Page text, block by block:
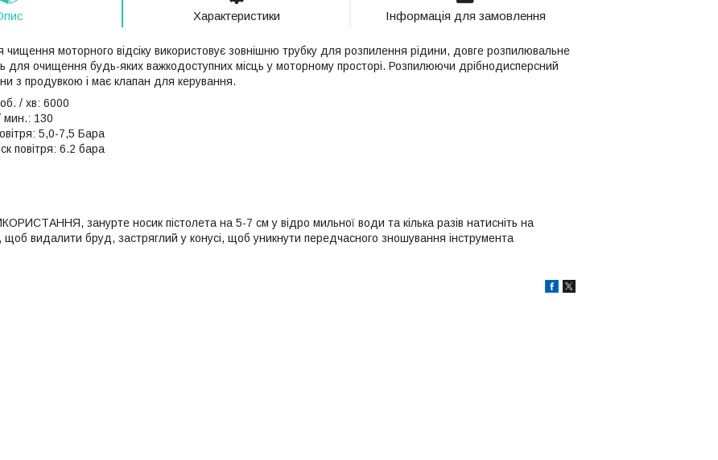
Характеристики Інформація для замовлення
чищення моторного відсіку використовує зовнішню трубку для розпилення рідини, довге розпилювальне
для очищення будь-яких важкодоступних місць у моторному просторі. Розпилюючи дрібнодисперсний
з продувкою і має клапан для керування.
/ хв: 6000
мин.: 130
5,0-7,5 Бара
повітря: 6.2 бара
занурте носик пістолета на 5-7 см у відро мильної води та кілька разів натисніть на
щоб видалити бруд, застряглий у конусі, щоб уникнути передчасного зношування інструмента